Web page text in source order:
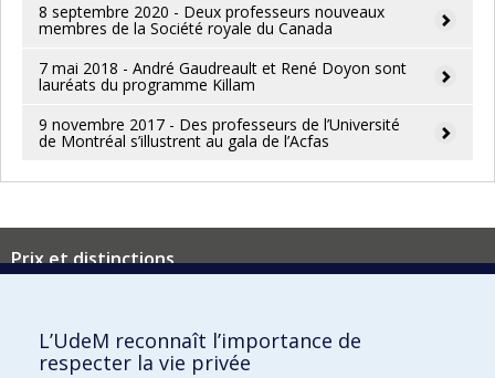
8 septembre 2020 - Deux professeurs nouveaux
membres de la Société royale du Canada
7 mai 2018 - André Gaudreault et René Doyon sont
lauréats du programme Killam
9 novembre 2017 - Des professeurs de l’Université
de Montréal s’illustrent au gala de l’Acfas
Prix et distinctions
Confidentialité
L’UdeM reconnaît l’importance de
respecter la vie privée